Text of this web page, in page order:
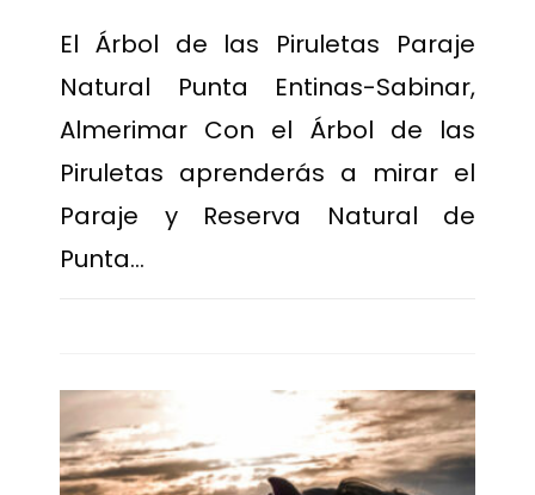
El Árbol de las Piruletas Paraje
Natural Punta Entinas-Sabinar,
Almerimar Con el Árbol de las
Piruletas aprenderás a mirar el
Paraje y Reserva Natural de
Punta…